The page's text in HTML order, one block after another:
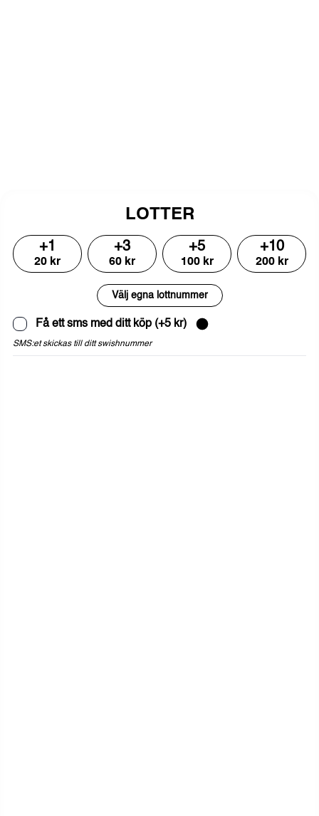
LOTTER
+1
20kr
+3
60kr
+5
100kr
+10
200kr
Välj egna lottnummer
Få ett sms med ditt köp(+5kr)
SMS:et skickas till ditt swishnummer